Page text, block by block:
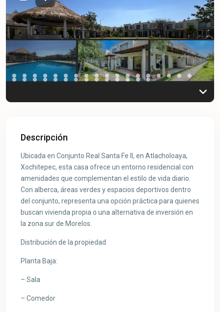
Previous
Descripción
Ubicada en Conjunto Real Santa Fe II, en Atlacholoaya,
Xochitepec, esta casa ofrece un entorno residencial con
amenidades que complementan el estilo de vida diario.
Con alberca, áreas verdes y espacios deportivos dentro
del conjunto, representa una opción práctica para quienes
buscan vivienda propia o una alternativa de inversión en
la zona sur de Morelos.
Distribución de la propiedad
Planta Baja:
– Sala
– Comedor